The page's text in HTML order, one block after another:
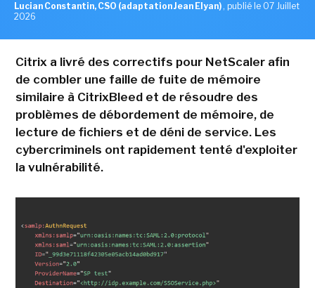
Lucian Constantin, CSO (adaptation Jean Elyan) , publié le 07 Juillet
2026
Citrix a livré des correctifs pour NetScaler afin
de combler une faille de fuite de mémoire
similaire à CitrixBleed et de résoudre des
problèmes de débordement de mémoire, de
lecture de fichiers et de déni de service. Les
cybercriminels ont rapidement tenté d'exploiter
la vulnérabilité.